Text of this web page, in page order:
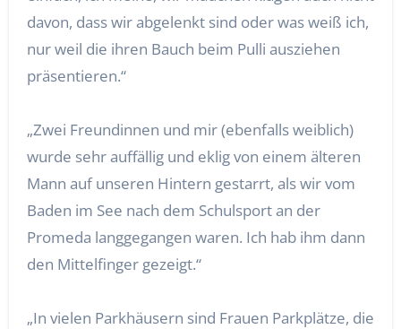
davon, dass wir abgelenkt sind oder was weiß ich,
nur weil die ihren Bauch beim Pulli ausziehen
präsentieren.“
„Zwei Freundinnen und mir (ebenfalls weiblich)
wurde sehr auffällig und eklig von einem älteren
Mann auf unseren Hintern gestarrt, als wir vom
Baden im See nach dem Schulsport an der
Promeda langgegangen waren. Ich hab ihm dann
den Mittelfinger gezeigt.“
„In vielen Parkhäusern sind Frauen Parkplätze, die